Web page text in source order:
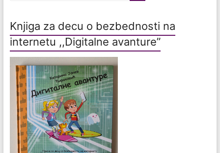
Knjiga za decu o bezbednosti na
internetu ,,Digitalne avanture”